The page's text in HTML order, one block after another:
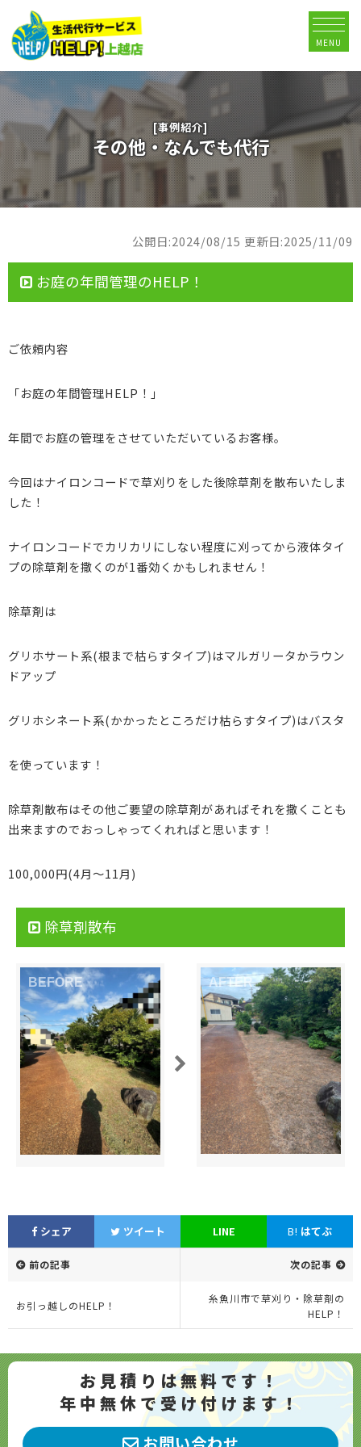
MENU
[事例紹介]
その他・なんでも代行
公開日:2024/08/15 更新日:2025/11/09
お庭の年間管理のHELP！
ご依頼内容
「お庭の年間管理HELP！」
年間でお庭の管理をさせていただいているお客様。
今回はナイロンコードで草刈りをした後除草剤を散布いたしま
した！
ナイロンコードでカリカリにしない程度に刈ってから液体タイ
プの除草剤を撒くのが1番効くかもしれません！
除草剤は
グリホサート系(根まで枯らすタイプ)はマルガリータかラウン
ドアップ
グリホシネート系(かかったところだけ枯らすタイプ)はバスタ
を使っています！
除草剤散布はその他ご要望の除草剤があればそれを撒くことも
出来ますのでおっしゃってくれればと思います！
100,000円(4月〜11月)
除草剤散布
シェア ツイート LINE B! はてぶ
前の記事
お引っ越しのHELP！
次の記事
糸魚川市で草刈り・除草剤の
HELP！
お見積りは無料です！
年中無休で受け付けます！